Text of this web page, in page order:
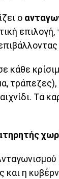
ο
κάθε
Τα
και η